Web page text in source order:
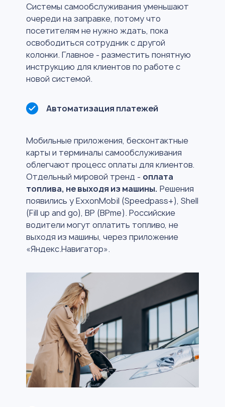
Системы самообслуживания уменьшают
очереди на заправке, потому что
посетителям не нужно ждать, пока
освободиться сотрудник с другой
колонки. Главное - разместить понятную
инструкцию для клиентов по работе с
новой системой.
Автоматизация платежей
Мобильные приложения, бесконтактные
карты и терминалы самообслуживания
облегчают процесс оплаты для клиентов.
Отдельный мировой тренд - оплата
топлива, не выходя из машины. Решения
появились у ExxonMobil (Speedpass+), Shell
(Fill up and go), ВР (BPme). Российские
водители могут оплатить топливо, не
выходя из машины, через приложение
«Яндекс.Навигатор».